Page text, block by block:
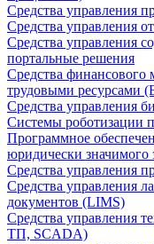
Средства управления
Средства управления
Средства управления
портальные решения
Средства финансового
трудовыми ресурсами
Средства управления
Системы роботизации
Программное
юридически значимого
Средства управления
Средства управления
документов (LIMS)
Средства управления
ТП, SCADA)